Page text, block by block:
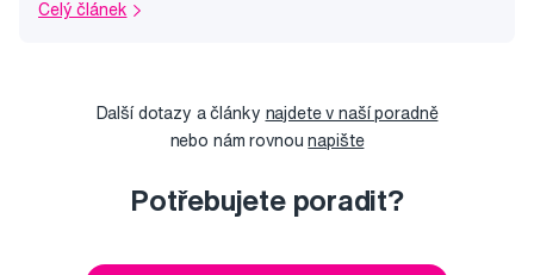
Celý článek
Další dotazy a články najdete v naší poradně
nebo nám rovnounapište
Potřebujete poradit?